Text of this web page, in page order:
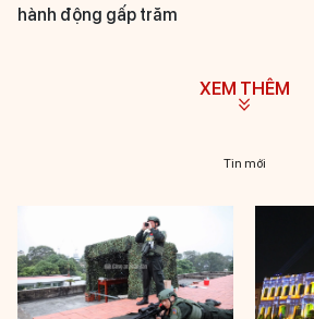
hành động gấp trăm
XEM THÊM
Tin mới